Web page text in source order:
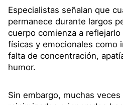
cuerpo comienza a
físicas y emocionales como
falta de concentración,
humor.
Sin embargo, muchas veces
seriamente la salud mental